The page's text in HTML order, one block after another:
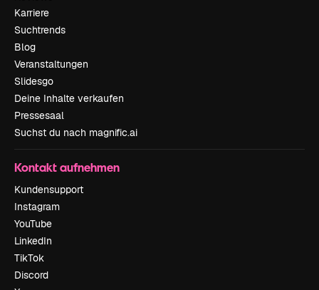
Karriere
Suchtrends
Blog
Veranstaltungen
Slidesgo
Deine Inhalte verkaufen
Pressesaal
Suchst du nach magnific.ai
Kontakt aufnehmen
Kundensupport
Instagram
YouTube
LinkedIn
TikTok
Discord